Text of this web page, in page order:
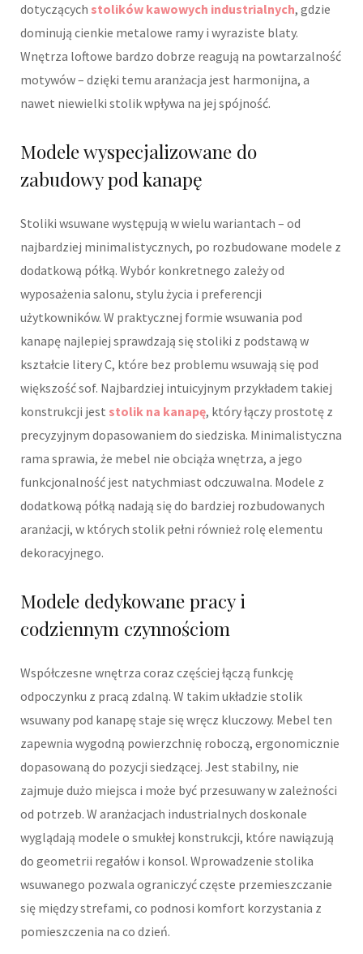
dotyczących stolików kawowych industrialnych, gdzie
dominują cienkie metalowe ramy i wyraziste blaty.
Wnętrza loftowe bardzo dobrze reagują na powtarzalność
motywów – dzięki temu aranżacja jest harmonijna, a
nawet niewielki stolik wpływa na jej spójność.
Modele wyspecjalizowane do
zabudowy pod kanapę
Stoliki wsuwane występują w wielu wariantach – od
najbardziej minimalistycznych, po rozbudowane modele z
dodatkową półką. Wybór konkretnego zależy od
wyposażenia salonu, stylu życia i preferencji
użytkowników. W praktycznej formie wsuwania pod
kanapę najlepiej sprawdzają się stoliki z podstawą w
kształcie litery C, które bez problemu wsuwają się pod
większość sof. Najbardziej intuicyjnym przykładem takiej
konstrukcji jest stolik na kanapę, który łączy prostotę z
precyzyjnym dopasowaniem do siedziska. Minimalistyczna
rama sprawia, że mebel nie obciąża wnętrza, a jego
funkcjonalność jest natychmiast odczuwalna. Modele z
dodatkową półką nadają się do bardziej rozbudowanych
aranżacji, w których stolik pełni również rolę elementu
dekoracyjnego.
Modele dedykowane pracy i
codziennym czynnościom
Współczesne wnętrza coraz częściej łączą funkcję
odpoczynku z pracą zdalną. W takim układzie stolik
wsuwany pod kanapę staje się wręcz kluczowy. Mebel ten
zapewnia wygodną powierzchnię roboczą, ergonomicznie
dopasowaną do pozycji siedzącej. Jest stabilny, nie
zajmuje dużo miejsca i może być przesuwany w zależności
od potrzeb. W aranżacjach industrialnych doskonale
wyglądają modele o smukłej konstrukcji, które nawiązują
do geometrii regałów i konsol. Wprowadzenie stolika
wsuwanego pozwala ograniczyć częste przemieszczanie
się między strefami, co podnosi komfort korzystania z
pomieszczenia na co dzień.